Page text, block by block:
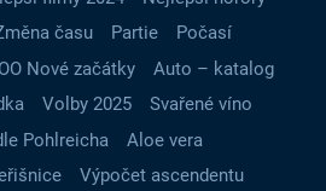
času Partie
Počasí
Nové začátky
Auto – katalog
Volby 2025
Svařené víno
Pohlreicha
Aloe vera
Výpočet ascendentu